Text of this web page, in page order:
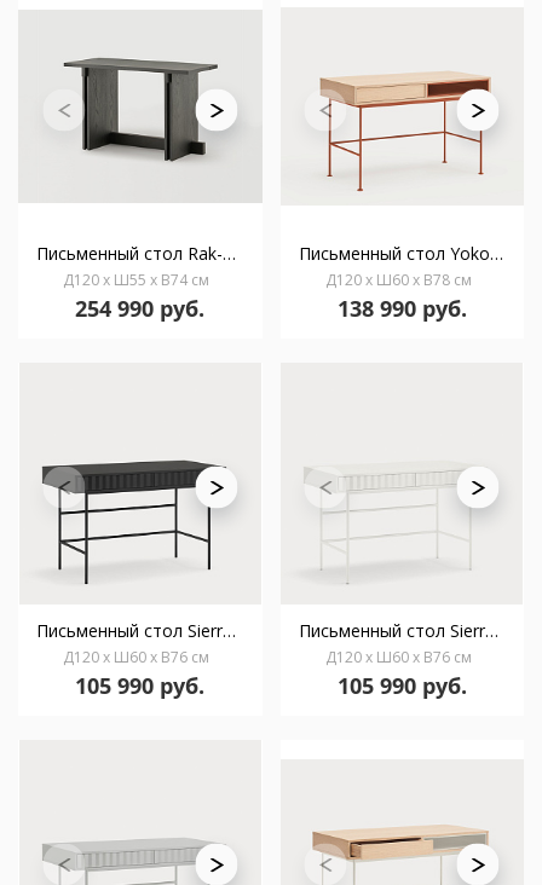
Письменный стол Rak-25 черный ясень
Д120 x Ш55 x В74 см
254 990 руб.
Письменный стол Yoko 1Dr шпон дуба с кирпичными ножками
Д120 x Ш60 x В78 см
138 990 руб.
Письменный стол Sierra 2Dr черный
Д120 x Ш60 x В76 см
105 990 руб.
Письменный стол Sierra 2Dr белый
Д120 x Ш60 x В76 см
105 990 руб.